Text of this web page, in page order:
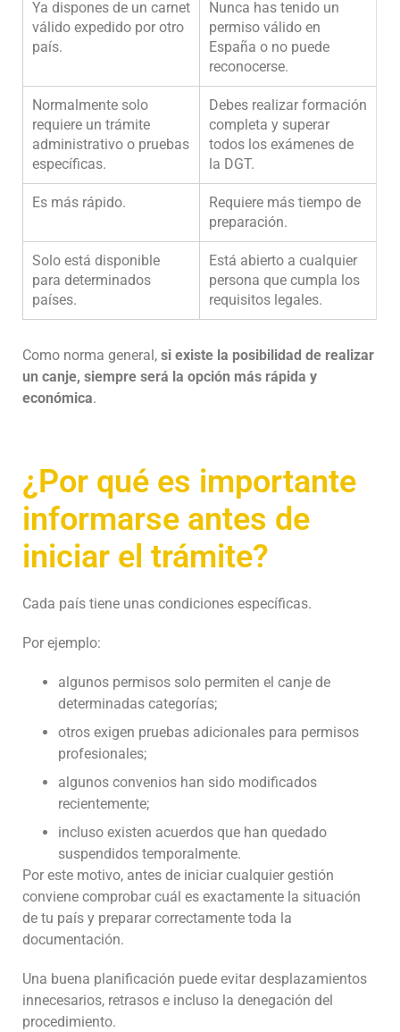
Ya dispones de un carnet
válido expedido por otro
país.
Nunca has tenido un
permiso válido en
España o no puede
reconocerse.
Normalmente solo
requiere un trámite
administrativo o pruebas
específicas.
Debes realizar formación
completa y superar
todos los exámenes de
la DGT.
Es más rápido.
Requiere más tiempo de
preparación.
Solo está disponible
para determinados
países.
Está abierto a cualquier
persona que cumpla los
requisitos legales.
Como norma general, si existe la posibilidad de realizar
un canje, siempre será la opción más rápida y
económica.
¿Por qué es importante
informarse antes de
iniciar el trámite?
Cada país tiene unas condiciones específicas.
Por ejemplo:
algunos permisos solo permiten el canje de
determinadas categorías;
otros exigen pruebas adicionales para permisos
profesionales;
algunos convenios han sido modificados
recientemente;
incluso existen acuerdos que han quedado
suspendidos temporalmente.
Por este motivo, antes de iniciar cualquier gestión
conviene comprobar cuál es exactamente la situación
de tu país y preparar correctamente toda la
documentación.
Una buena planificación puede evitar desplazamientos
innecesarios, retrasos e incluso la denegación del
procedimiento.